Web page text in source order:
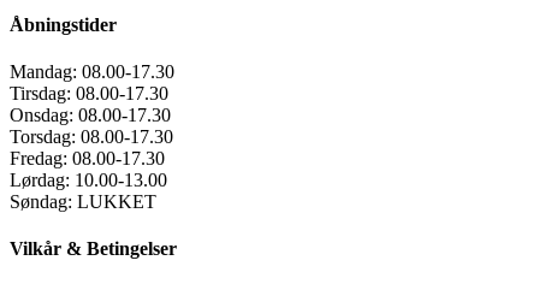
Åbningstider
Mandag: 08.00-17.30
Tirsdag: 08.00-17.30
Onsdag: 08.00-17.30
Torsdag: 08.00-17.30
Fredag: 08.00-17.30
Lørdag: 10.00-13.00
Søndag: LUKKET
Vilkår & Betingelser